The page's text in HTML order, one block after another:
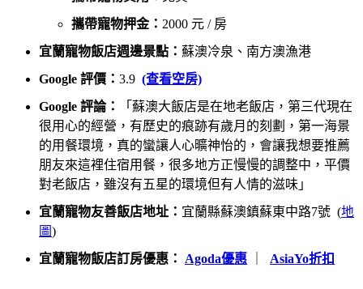
攜帶寵物押金： 2000 元 / 房
宜蘭寵物飯店週邊景點： 蘇澳冷泉、南方澳漁港
Google 評價： 3.9 (查看空房)
Google 評論：
「蘇澳大飯店是在地老飯店，第三代現在
很用心的經營，有歷史的痕跡有歲月的刻劃，第一海景
的用餐環境，真的蠻讓人心曠神怡的，會讓我想要推薦
朋友來這裡住宿用餐，很多地方正慢慢的調整中，平價
對老飯店，雖沒有五星的環境但有人情的滋味」
宜蘭寵物友善飯店地址： 宜蘭縣蘇澳鎮蘇東中路7號 (地
圖)
宜蘭寵物飯店訂房優惠：
Agoda優惠 AsiaYo折扣